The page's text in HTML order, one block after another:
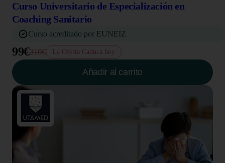
Curso Universitario de Especialización en
Coaching Sanitario
Curso acreditado por EUNEIZ
99€310€ La Oferta Caduca hoy
Añadir al carrito